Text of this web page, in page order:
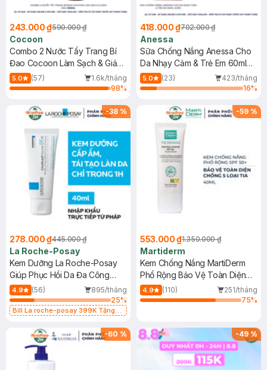
243.000 ₫590.000 ₫
Cocoon
Combo 2 Nước Tẩy Trang Bí
Đao Cocoon Làm Sạch & Giảm
Dầu 500ml
5.0 (57)
1.6k/tháng
98%
418.000 ₫702.000 ₫
Anessa
Sữa Chống Nắng Anessa Cho
Da Nhạy Cảm & Trẻ Em 60ml
(Mới)
5.0 (23)
423/tháng
16%
-38 %
278.000 ₫445.000 ₫
La Roche-Posay
Kem Dưỡng La Roche-Posay
Giúp Phục Hồi Da Đa Công
Dụng 40ml
4.9 (56)
895/tháng
25%
Bill La roche-posay 399K Tặng
(SL có hạn)
-59 %
553.000 ₫1.350.000 ₫
Martiderm
Kem Chống Nắng MartiDerm
Phổ Rộng Bảo Vệ Toàn Diện
40ml
4.9 (110)
251/tháng
75%
-60 % -49%